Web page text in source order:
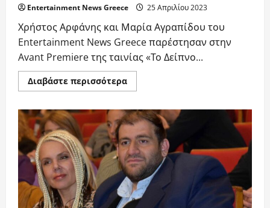
Entertainment News Greece 25 Απριλίου 2023
Χρήστος Αρφάνης και Μαρία Αγραπίδου του
Entertainment News Greece παρέστησαν στην
Avant Premiere της ταινίας «Το Δείπνο...
Διαβάστε περισσότεραRead
more
Αρφάνης
και
Μαρία
Αγραπίδου
στην
Avant
Premiere
της
ταινίας
«Το
Δείπνο